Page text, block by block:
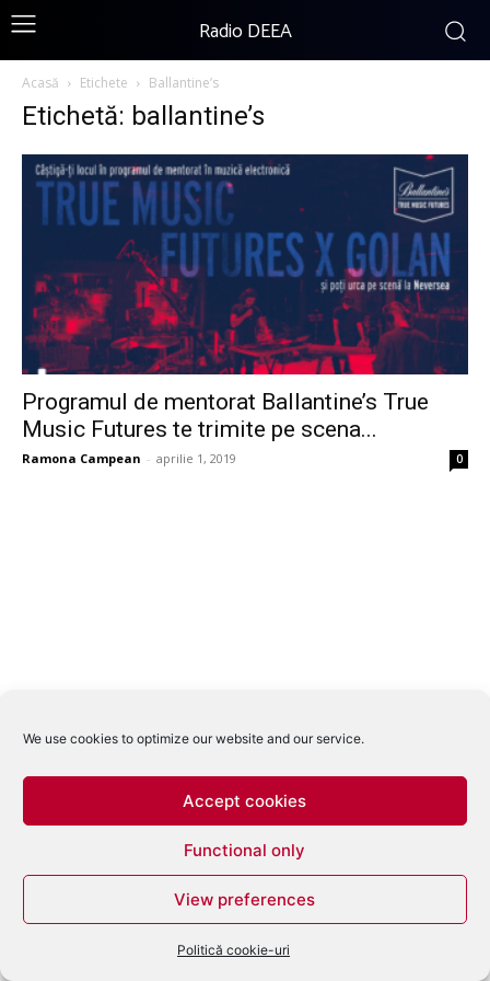
We use cookies to optimize our website and our service.
Accept cookies
Functional only
View preferences
Politică cookie-uri
Radio DEEA
Acasă Etichete Ballantine’s
Etichetă: ballantine’s
Programul de mentorat Ballantine’s True
Music Futures te trimite pe scena...
Ramona Campean - aprilie 1, 2019 0